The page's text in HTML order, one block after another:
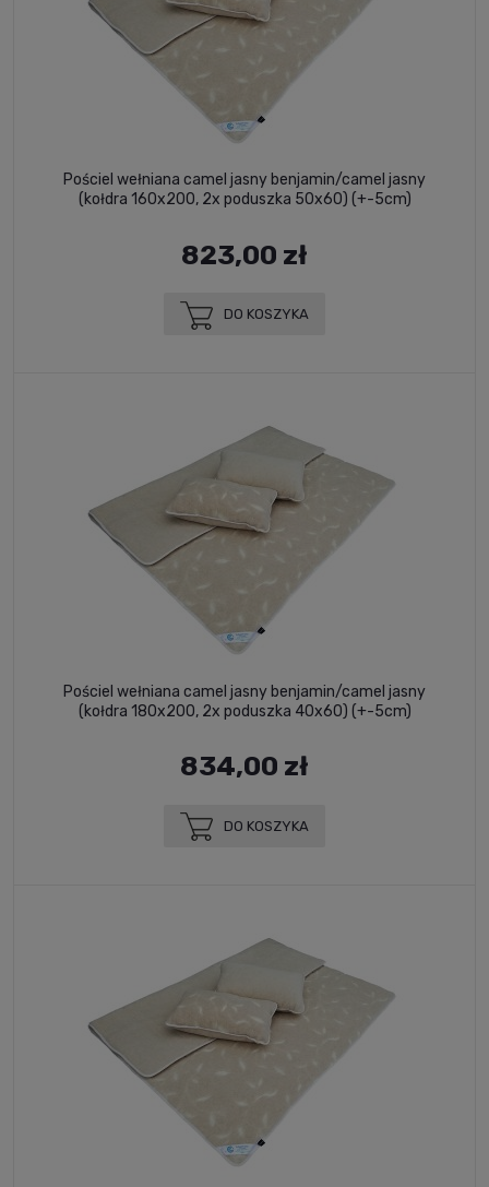
Pościel wełniana camel jasny benjamin/camel jasny
(kołdra 160x200, 2x poduszka 50x60) (+-5cm)
823,00 zł
DO KOSZYKA
Pościel wełniana camel jasny benjamin/camel jasny
(kołdra 180x200, 2x poduszka 40x60) (+-5cm)
834,00 zł
DO KOSZYKA